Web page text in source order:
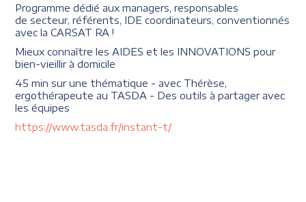
Programme dédié aux managers, responsables
de secteur, référents, IDE coordinateurs, conventionnés
avec la CARSAT RA !
Mieux connaître les AIDES et les INNOVATIONS pour
bien-vieillir à domicile
45 min sur une thématique - avec Thérèse,
ergothérapeute au TASDA - Des outils à partager avec
les équipes
https://www.tasda.fr/instant-t/